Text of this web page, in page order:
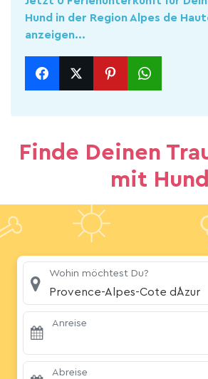
Hund in der Region Alpes de
anzeigen...
Finde Deinen
mit Hund
Wohin möchtest Du?
Provence-Alpes-Cote d´Azur
Anreise
Abreise